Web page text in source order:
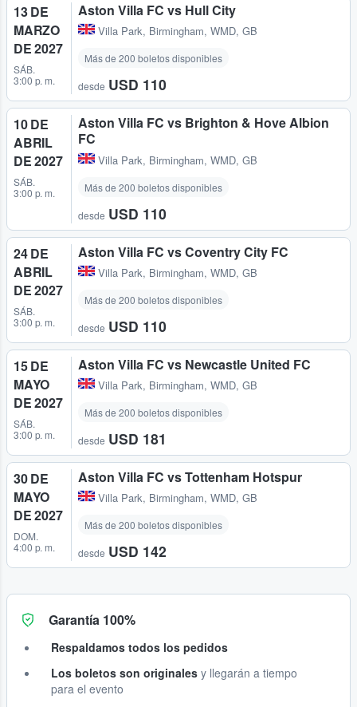
13 DE
MARZO
DE 2027
SÁB.
3:00 p. m.
Aston Villa FC vs Hull City
Villa Park, Birmingham, WMD, GB
Más de 200 boletos disponibles
desde USD 110
10 DE
ABRIL
DE 2027
SÁB.
3:00 p. m.
Aston Villa FC vs Brighton & Hove Albion
FC
Villa Park, Birmingham, WMD, GB
Más de 200 boletos disponibles
desde USD 110
24 DE
ABRIL
DE 2027
SÁB.
3:00 p. m.
Aston Villa FC vs Coventry City FC
Villa Park, Birmingham, WMD, GB
Más de 200 boletos disponibles
desde USD 110
15 DE
MAYO
DE 2027
SÁB.
3:00 p. m.
Aston Villa FC vs Newcastle United FC
Villa Park, Birmingham, WMD, GB
Más de 200 boletos disponibles
desde USD 181
30 DE
MAYO
DE 2027
DOM.
4:00 p. m.
Aston Villa FC vs Tottenham Hotspur
Villa Park, Birmingham, WMD, GB
Más de 200 boletos disponibles
desde USD 142
Garantía 100%
Respaldamos todos los pedidos
Los boletos son originales y llegarán a tiempo
para el evento